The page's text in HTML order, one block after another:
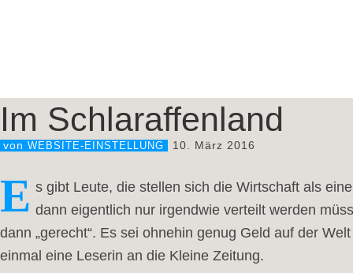
Im Schlaraffenland
von WEBSITE-EINSTELLUNG 10. März 2016
E s gibt Leute, die stellen sich die Wirtschaft als
dann eigentlich nur irgendwie verteilt werden
dann „gerecht“. Es sei ohnehin genug Geld auf der
einmal eine Leserin an die Kleine Zeitung.